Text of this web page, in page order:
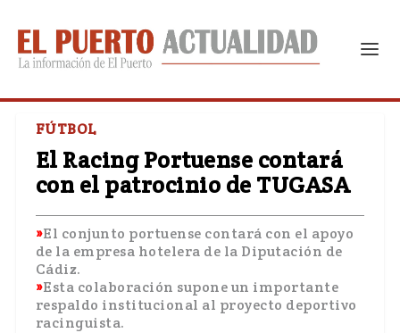
FÚTBOL
El Racing Portuense contará
con el patrocinio de TUGASA
El conjunto portuense contará con el apoyo
de la empresa hotelera de la Diputación de
Cádiz.
Esta colaboración supone un importante
respaldo institucional al proyecto deportivo
racinguista.